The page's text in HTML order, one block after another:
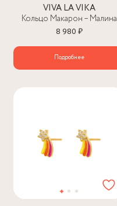
VIVA LA VIKA
Кольцо Макарон – Малина
8 980 ₽
Подробнее